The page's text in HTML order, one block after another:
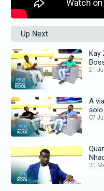
Up Next
Kay
21
A
07
31